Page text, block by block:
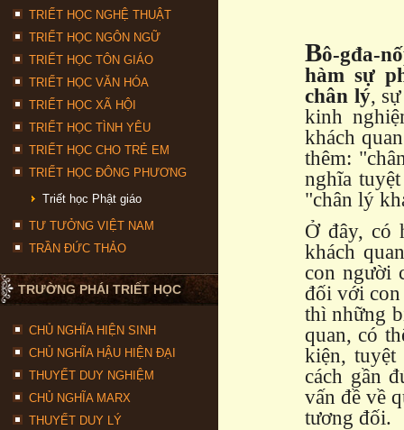
TRIẾT HỌC NGHỆ THUẬT
TRIẾT HỌC NGÔN NGỮ
TRIẾT HỌC TÔN GIÁO
TRIẾT HỌC VĂN HÓA
TRIẾT HỌC XÃ HỘI
TRIẾT HỌC TÌNH YÊU
TRIẾT HỌC CHO TRẺ EM
TRIẾT HỌC ĐÔNG PHƯƠNG
Triết học Phật giáo
TƯ TƯỞNG VIỆT NAM
TRẦN ĐỨC THẢO
TRƯỜNG PHÁI TRIẾT HỌC
CHỦ NGHĨA HIỆN SINH
CHỦ NGHĨA HẬU HIỆN ĐẠI
THUYẾT DUY NGHIỆM
CHỦ NGHĨA MARX
THUYẾT DUY LÝ
Bô-gđa-
hàm sự
chân lý,
kinh
khách
thêm:
nghĩa
"chân lý
Ở đây, có
khách
con người
đối với
thì những
quan, có
kiện,
cách gần
vấn đề về
tương đối.